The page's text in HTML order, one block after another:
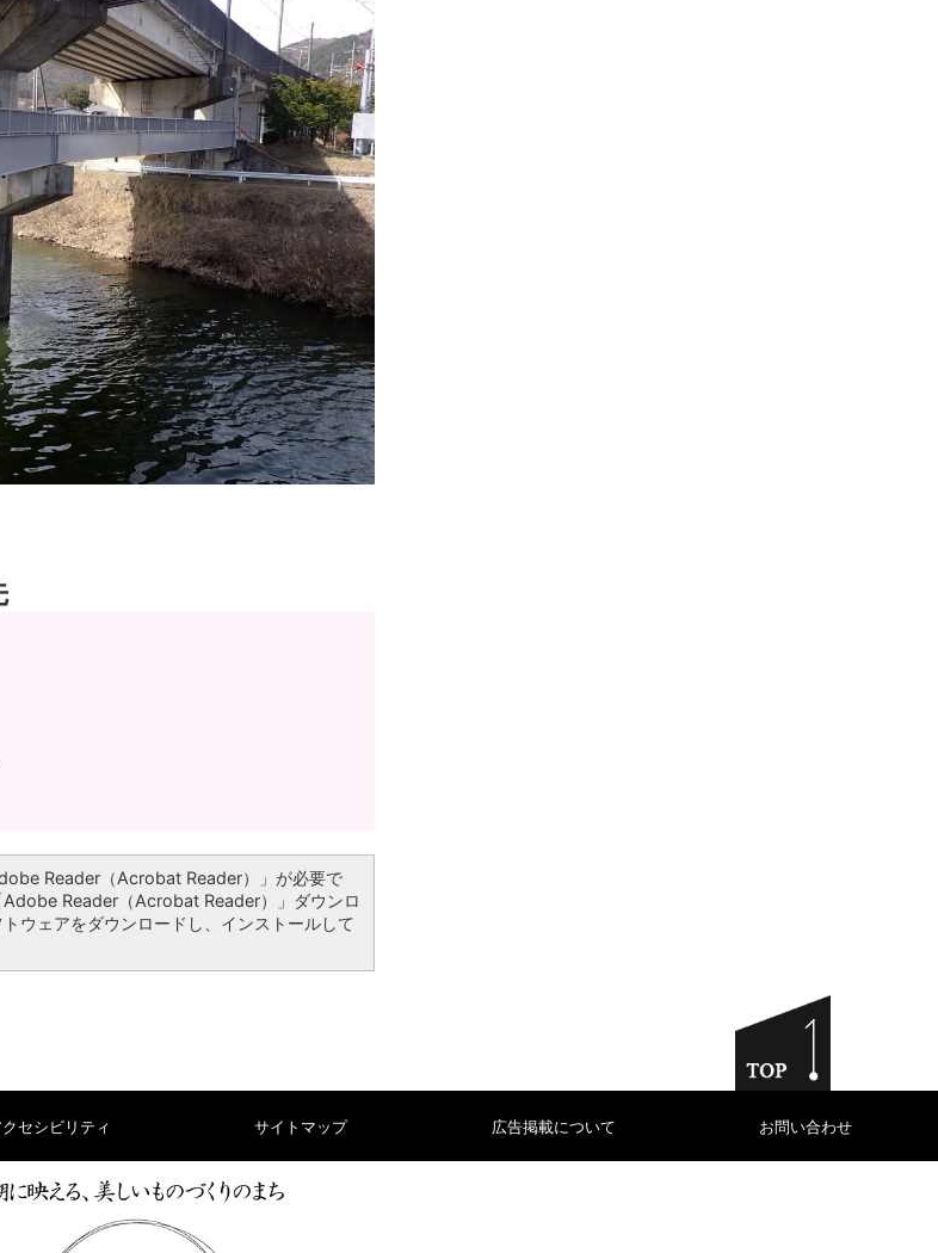
Reader（Acrobat Reader）」が必要で
Reader（Acrobat Reader）」ダウンロ
ウェアをダウンロードし、インストールして
クセシビリティ サイトマップ 広告掲載について お問い合わせ